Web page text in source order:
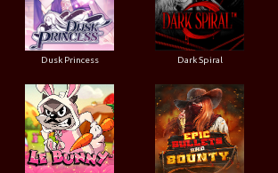
Dusk Princess Dark Spiral